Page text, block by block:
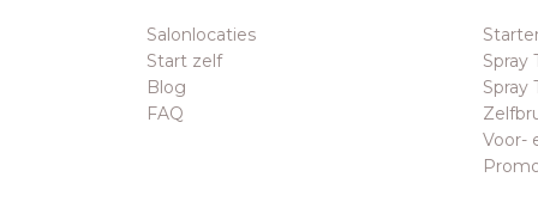
Salonlocaties
Start zelf
Blog
FAQ
Spray
Spray
Voor-